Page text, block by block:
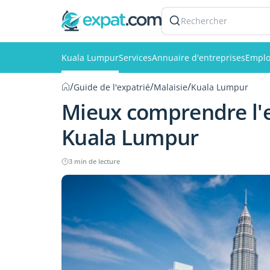
Rechercher
Kuala LumpurServicesAnnuaire d'entreprises
/Guide de l'expatrié/Malaisie/Kuala Lumpur
Mieux comprendre
Kuala Lumpur
3 min de lecture